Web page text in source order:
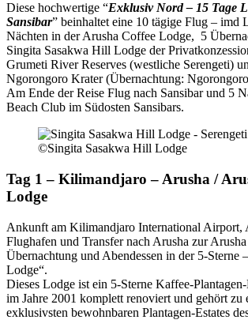
Diese hochwertige “Exklusiv Nord – 15 Tage
Sansibar” beinhaltet eine 10 tägige Flug – imd
Nächten in der Arusha Coffee Lodge, 5
Singita Sasakwa Hill Lodge der
Grumeti River Reserves (westliche Serengeti)
Ngorongoro Krater (Übernachtung:
Am Ende der Reise Flug nach Sansibar und 5
Beach Club im Südosten Sansibars.
©Singita Sasakwa Hill Lodge
Tag 1 – Kilimandjaro – Arusha /
Lodge
Ankunft am Kilimandjaro International Airport,
Flughafen und Transfer nach Arusha zur
Übernachtung und Abendessen in der 5-Sterne
Lodge“.
Dieses Lodge ist ein 5-Sterne Kaffee-
im Jahre 2001 komplett renoviert und gehört zu
exklusivsten bewohnbaren Plantagen-Estates